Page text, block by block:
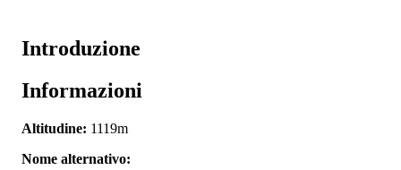
Introduzione
Informazioni
Altitudine: 1119m
Nome alternativo: